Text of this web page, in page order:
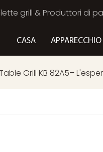
grill & Produttori di
CASA
Grill KB 82A5–